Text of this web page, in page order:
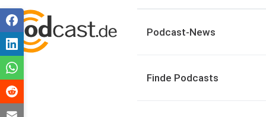
Podcast-News
Finde Podcasts